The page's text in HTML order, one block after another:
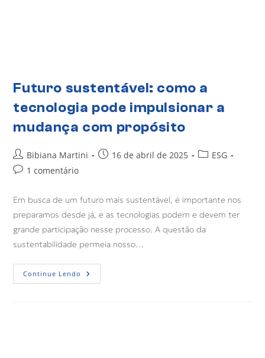
Futuro sustentável: como a
tecnologia pode impulsionar a
mudança com propósito
Bibiana Martini 16 de abril de 2025
ESG
1 comentário
Em busca de um futuro mais sustentável, é importante nos
preparamos desde já, e as tecnologias podem e devem ter
grande participação nesse processo. A questão da
sustentabilidade permeia nosso…
Continue Lendo